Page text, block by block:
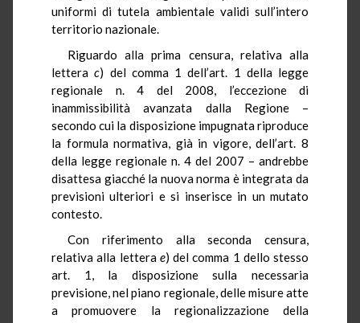
uniformi di tutela ambientale validi sull’intero
territorio nazionale.
Riguardo alla prima censura, relativa alla
letterac) del comma 1 dell’art. 1 della legge
regionale n. 4 del 2008, l’eccezione di
inammissibilità avanzata dalla Regione –
secondo cui la disposizione impugnata riproduce
la formula normativa, già in vigore, dell’art. 8
della legge regionale n. 4 del 2007 – andrebbe
disattesa giacché la nuova norma è integrata da
previsioni ulteriori e si inserisce in un mutato
contesto.
Con riferimento alla seconda censura,
relativa alla lettera e) del comma 1 dello stesso
art. 1, la disposizione sulla necessaria
previsione, nel piano regionale, delle misure atte
a promuovere la regionalizzazione della